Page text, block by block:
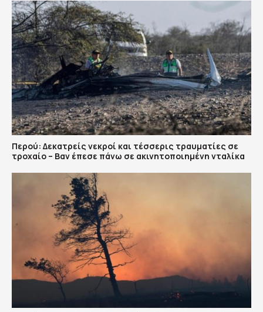
Περού: Δεκατρείς νεκροί και τέσσερις τραυματίες σε
τροχαίο – Βαν έπεσε πάνω σε ακινητοποιημένη νταλίκα